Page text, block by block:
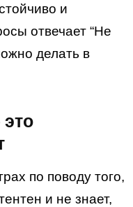
и
отвечает “Не
делать в
по поводу того,
и не знает,